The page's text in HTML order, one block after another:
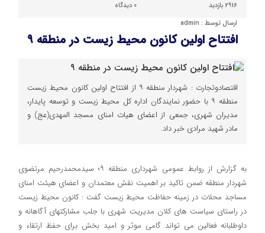
2916 بازدید
0 دیدگاه
ارسال توسط : admin
افتتاح اولین کانون محیط زیست در منطقه ۹
اقتصادوتجارت : شهردار منطقه ۹ از افتتاح اولین کانون محیط زیست
منطقه ۹ با حضور نمایندگان اداره کل محیط زیست و توسعه پایدار،
مدیران شهری، جمعی از اعضای هیات امنای مسجد المهدی(عج) و
مادر شهید مرادی خبر داد.
به گزارش از روابط عمومی شهرداری منطقه ۹؛ سیدمحمدرحیم مرتضوی
شهردار منطقه ضمن تاکید بر اهمیت نقش معتمدان و اعضای هیئت امنای
مساجد محلات در زمینه حفاظت محیط زیست گفت : کانون محیط زیست
در راستای سیاست های کلان مدیریت شهری با جلب مشارکتهای آگاهانه و
داوطلبانه فعالین می تواند گامی موثر و امید بخش برای حفظ ارتقاء و